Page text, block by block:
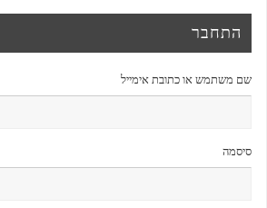
התחבר
שם משתמש או כתובת אימייל
סיסמה